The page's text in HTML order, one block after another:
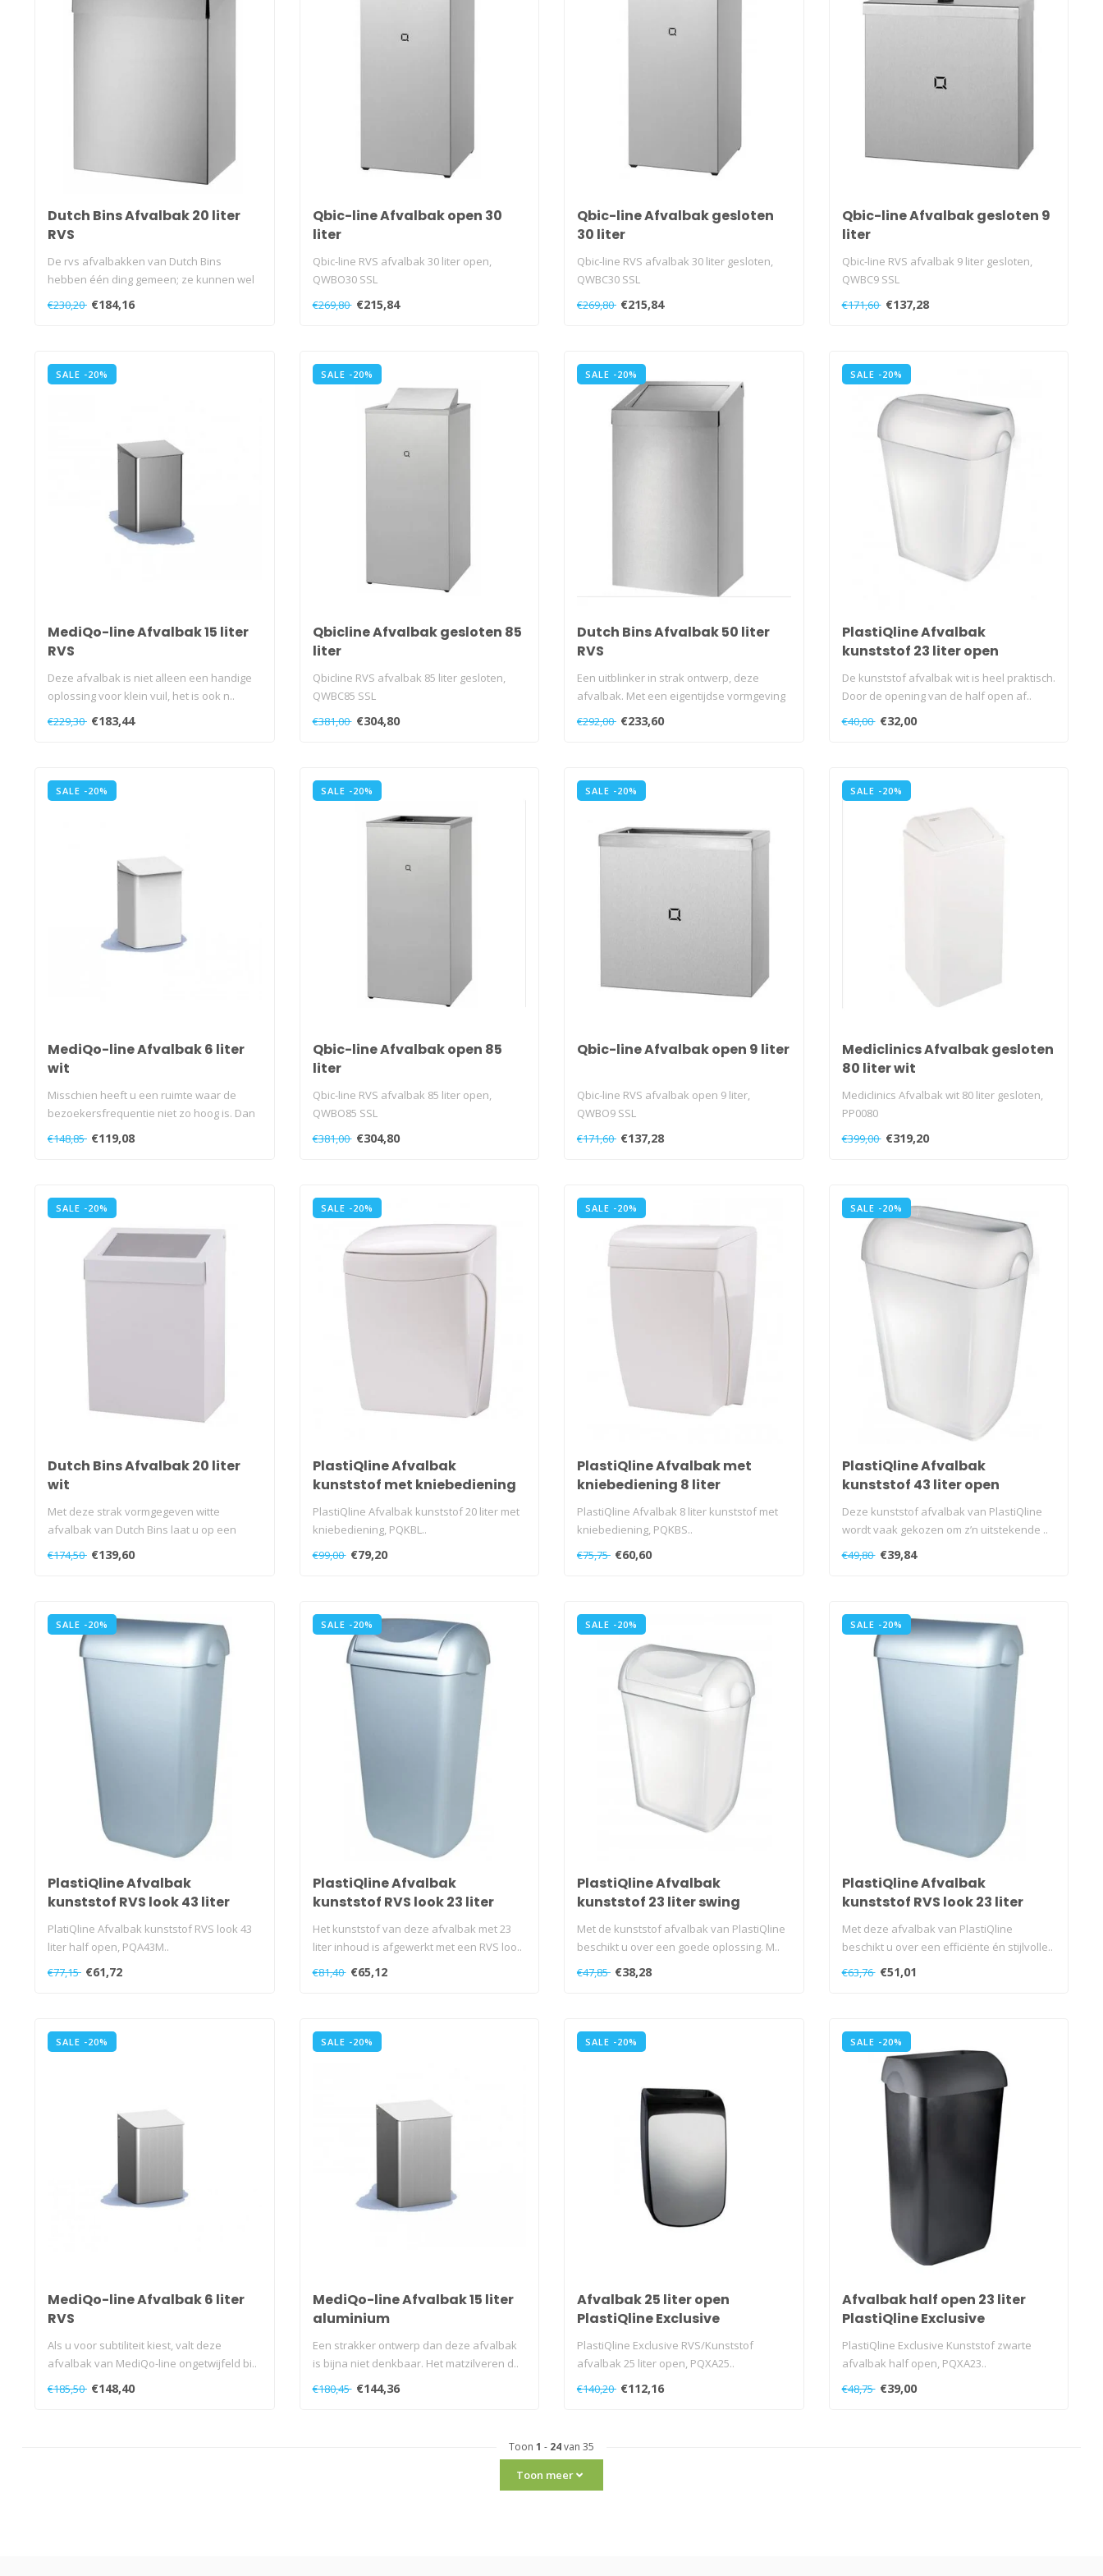
Dutch Bins Afvalbak 20 liter
RVS
De rvs afvalbakken van Dutch Bins
hebben één ding gemeen; ze kunnen wel
€230,20 €184,16
Qbic-line Afvalbak open 30
liter
Qbic-line RVS afvalbak 30 liter open,
QWBO30 SSL
€269,80 €215,84
Qbic-line Afvalbak gesloten
30 liter
Qbic-line RVS afvalbak 30 liter gesloten,
QWBC30 SSL
€269,80 €215,84
Qbic-line Afvalbak gesloten 9
liter
Qbic-line RVS afvalbak 9 liter gesloten,
QWBC9 SSL
€171,60 €137,28
SALE -20%
MediQo-line Afvalbak 15 liter
RVS
Deze afvalbak is niet alleen een handige
oplossing voor klein vuil, het is ook n..
€229,30 €183,44
SALE -20%
Qbicline Afvalbak gesloten 85
liter
Qbicline RVS afvalbak 85 liter gesloten,
QWBC85 SSL
€381,00 €304,80
SALE -20%
Dutch Bins Afvalbak 50 liter
RVS
Een uitblinker in strak ontwerp, deze
afvalbak. Met een eigentijdse vormgeving
€292,00 €233,60
SALE -20%
PlastiQline Afvalbak
kunststof 23 liter open
De kunststof afvalbak wit is heel praktisch.
Door de opening van de half open af..
€40,00 €32,00
SALE -20%
MediQo-line Afvalbak 6 liter
wit
Misschien heeft u een ruimte waar de
bezoekersfrequentie niet zo hoog is. Dan
€148,85 €119,08
SALE -20%
Qbic-line Afvalbak open 85
liter
Qbic-line RVS afvalbak 85 liter open,
QWBO85 SSL
€381,00 €304,80
SALE -20%
Qbic-line Afvalbak open 9 liter
Qbic-line RVS afvalbak open 9 liter,
QWBO9 SSL
€171,60 €137,28
SALE -20%
Mediclinics Afvalbak gesloten
80 liter wit
Mediclinics Afvalbak wit 80 liter gesloten,
PP0080
€399,00 €319,20
SALE -20%
Dutch Bins Afvalbak 20 liter
wit
Met deze strak vormgegeven witte
afvalbak van Dutch Bins laat u op een
subtiele ..
€174,50 €139,60
SALE -20%
PlastiQline Afvalbak
kunststof met kniebediening
20 liter
PlastiQline Afvalbak kunststof 20 liter met
kniebediening, PQKBL..
€99,00 €79,20
SALE -20%
PlastiQline Afvalbak met
kniebediening 8 liter
kunststof
PlastiQline Afvalbak 8 liter kunststof met
kniebediening, PQKBS..
€75,75 €60,60
SALE -20%
PlastiQline Afvalbak
kunststof 43 liter open
Deze kunststof afvalbak van PlastiQline
wordt vaak gekozen om z’n uitstekende ..
€49,80 €39,84
SALE -20%
PlastiQline Afvalbak
kunststof RVS look 43 liter
open
PlatiQline Afvalbak kunststof RVS look 43
liter half open, PQA43M..
€77,15 €61,72
SALE -20%
PlastiQline Afvalbak
kunststof RVS look 23 liter
swings
Het kunststof van deze afvalbak met 23
liter inhoud is afgewerkt met een RVS loo..
€81,40 €65,12
SALE -20%
PlastiQline Afvalbak
kunststof 23 liter swing
Met de kunststof afvalbak van PlastiQline
beschikt u over een goede oplossing. M..
€47,85 €38,28
SALE -20%
PlastiQline Afvalbak
kunststof RVS look 23 liter
open
Met deze afvalbak van PlastiQline
beschikt u over een efficiënte én stijlvolle..
€63,76 €51,01
SALE -20%
MediQo-line Afvalbak 6 liter
RVS
Als u voor subtiliteit kiest, valt deze
afvalbak van MediQo-line ongetwijfeld bi..
€185,50 €148,40
SALE -20%
MediQo-line Afvalbak 15 liter
aluminium
Een strakker ontwerp dan deze afvalbak
is bijna niet denkbaar. Het matzilveren d..
€180,45 €144,36
SALE -20%
Afvalbak 25 liter open
PlastiQline Exclusive
PlastiQline Exclusive RVS/Kunststof
afvalbak 25 liter open, PQXA25..
€140,20 €112,16
SALE -20%
Afvalbak half open 23 liter
PlastiQline Exclusive
PlastiQline Exclusive Kunststof zwarte
afvalbak half open, PQXA23..
€48,75 €39,00
Toon 1 - 24van 35
Toon meer